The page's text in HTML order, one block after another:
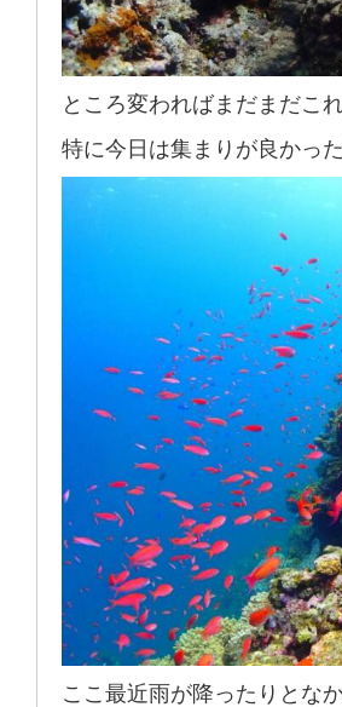
ところ変わればまだまだこ
特に今日は集まりが良かっ
ここ最近雨が降ったりとな